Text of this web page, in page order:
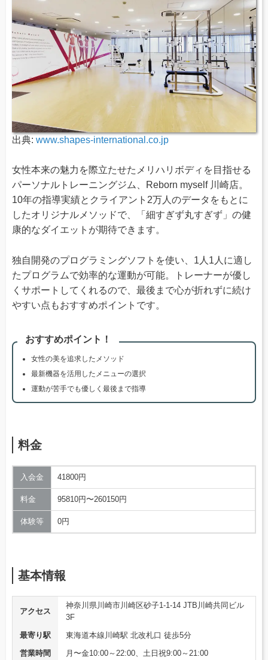
出典: www.shapes-international.co.jp
女性本来の魅力を際立たせたメリハリボディを目指せる
パーソナルトレーニングジム、Reborn myself 川崎店。
10年の指導実績とクライアント2万人のデータをもとに
したオリジナルメソッドで、「細すぎず丸すぎず」の健
康的なダイエットが期待できます。
独自開発のプログラミングソフトを使い、1人1人に適し
たプログラムで効率的な運動が可能。トレーナーが優し
くサポートしてくれるので、最後まで心が折れずに続け
やすい点もおすすめポイントです。
おすすめポイント！
女性の美を追求したメソッド
最新機器を活用したメニューの選択
運動が苦手でも優しく最後まで指導
料金
入会金 41800円
料金 95810円〜260150円
体験等 0円
基本情報
アクセス
神奈川県川崎市川崎区砂子1-1-14 JTB川崎共同ビル
3F
最寄り駅
東海道本線川崎駅 北改札口 徒歩5分
営業時間
月〜金10:00～22:00、土日祝9:00～21:00